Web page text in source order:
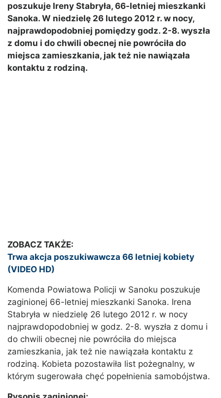
poszukuje Ireny Stabryła, 66-letniej mieszkanki
Sanoka. W niedzielę 26 lutego 2012 r. w nocy,
najprawdopodobniej pomiędzy godz. 2-8. wyszła
z domu i do chwili obecnej nie powróciła do
miejsca zamieszkania, jak też nie nawiązała
kontaktu z rodziną.
ZOBACZ TAKŻE:
Trwa akcja poszukiwawcza 66 letniej kobiety
(VIDEO HD)
Komenda Powiatowa Policji w Sanoku poszukuje
zaginionej 66-letniej mieszkanki Sanoka. Irena
Stabryła w niedzielę 26 lutego 2012 r. w nocy
najprawdopodobniej w godz. 2-8. wyszła z domu i
do chwili obecnej nie powróciła do miejsca
zamieszkania, jak też nie nawiązała kontaktu z
rodziną. Kobieta pozostawiła list pożegnalny, w
którym sugerowała chęć popełnienia samobójstwa.